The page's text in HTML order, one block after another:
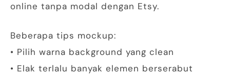
online tanpa modal dengan Etsy.
Beberapa tips mockup:
• Pilih warna background yang clean
• Elak terlalu banyak elemen berserabut